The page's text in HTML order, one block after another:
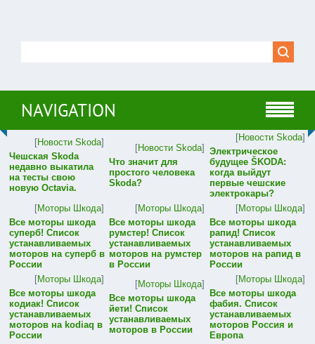
NAVIGATION
[Новости Skoda]
Чешская Skoda
недавно выкатила
на тесты свою
новую Octavia.
[Новости Skoda]
Что значит для
простого человека
Skoda?
[Новости Skoda]
Электрическое
будущее ŠKODA:
когда выйдут
первые чешские
электрокары?
[Моторы Шкода]
Все моторы шкода
суперб! Список
устанавливаемых
моторов на суперб в
России
[Моторы Шкода]
Все моторы шкода
румстер! Список
устанавливаемых
моторов на румстер
в России
[Моторы Шкода]
Все моторы шкода
рапид! Список
устанавливаемых
моторов на рапид в
России
[Моторы Шкода]
Все моторы шкода
кодиак! Список
устанавливаемых
моторов на kodiaq в
России
[Моторы Шкода]
Все моторы шкода
йети! Список
устанавливаемых
моторов в России
[Моторы Шкода]
Все моторы шкода
фабия. Список
устанавливаемых
моторов Россия и
Европа